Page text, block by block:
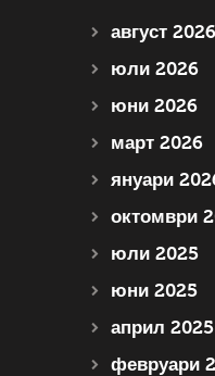
август 2026
юли 2026
юни 2026
март 2026
януари
октомври
юли 2025
юни 2025
април 2025
февруари